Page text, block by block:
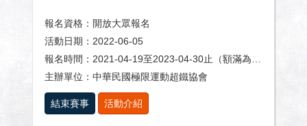
報名資格：開放大眾報名
活動日期：2022-06-05
報名時間：2021-04-19至2023-04-30止（額滿為止）
主辦單位：中華民國極限運動超鐵協會
結束賽事 活動介紹